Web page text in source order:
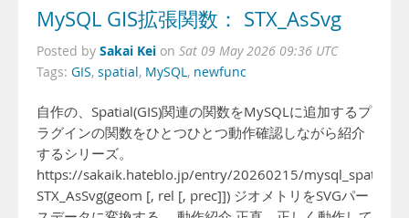
MySQL GIS拡張関数： STX_AsSvg
Posted by Sakai Kei on Sat 09 May 2026 09:36 UTC
Tags: GIS, spatial, MySQL, newfunc
自作の、Spatial(GIS)関連の関数をMySQLに追加するプ
ラグインの関数をひとつひとつ動作確認しながら紹介
するシリーズ。
https://sakaik.hateblo.jp/entry/20260215/
STX_AsSvg(geom [, rel [, prec]]) ジオメトリをSVGパー